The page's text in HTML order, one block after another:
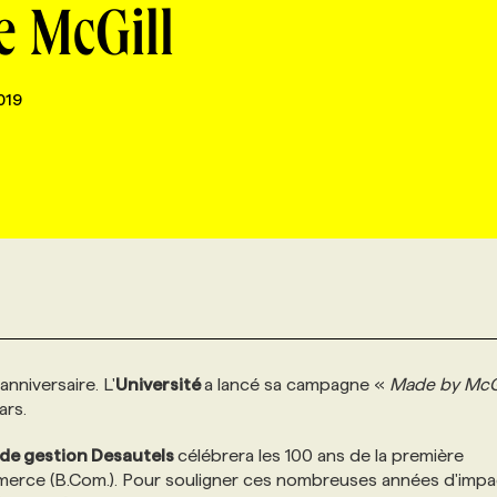
McGill
L'Universitéa lancé sa campagne « Made by
gestion Desautelscélébrera les 100 ans de la première
(B.Com.). Pour souligner ces nombreuses années